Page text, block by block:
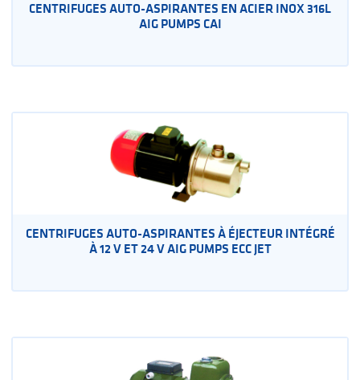
CENTRIFUGES AUTO-ASPIRANTES EN ACIER INOX 316L
AIG PUMPS CAI
CENTRIFUGES AUTO-ASPIRANTES À ÉJECTEUR INTÉGRÉ
À 12 V ET 24 V AIG PUMPS ECC JET